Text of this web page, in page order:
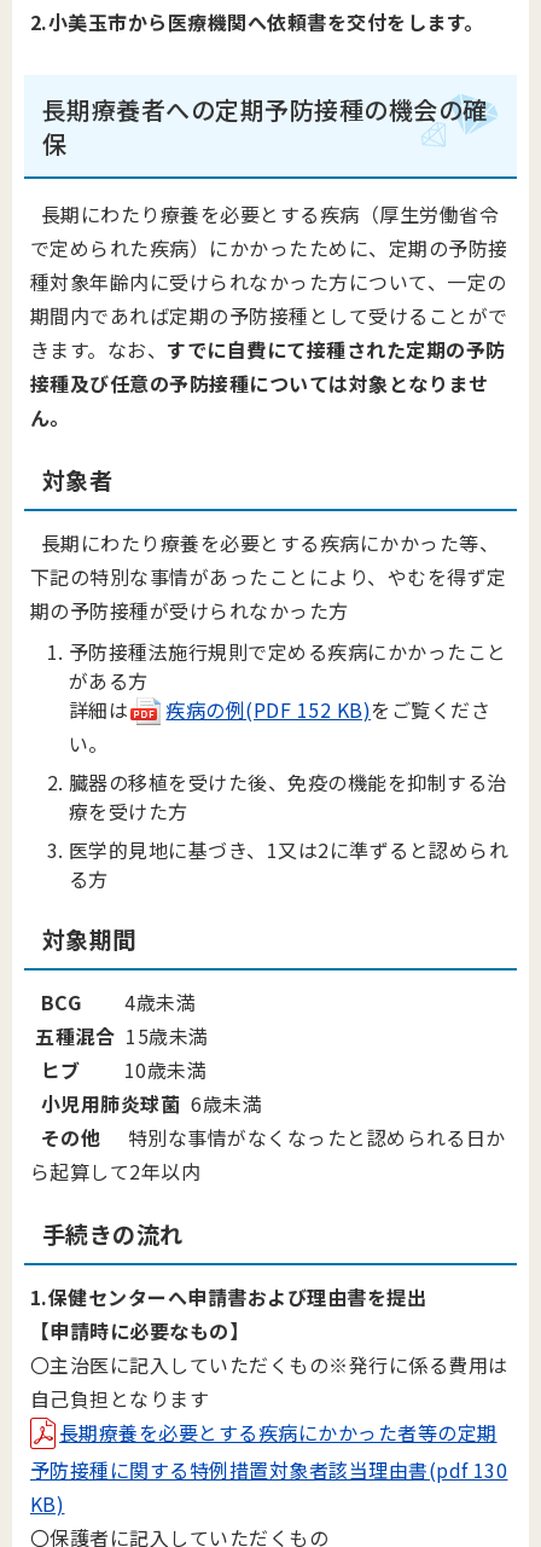
2.小美玉市から医療機関へ依頼書を交付をします。
長期療養者への定期予防接種の機会の確
保
長期にわたり療養を必要とする疾病（厚生労働省令
で定められた疾病）にかかったために、定期の予防接
種対象年齢内に受けられなかった方について、一定の
期間内であれば定期の予防接種として受けることがで
きます。なお、 すでに自費にて接種された定期の予防
接種及び任意の予防接種については対象となりませ
ん。
対象者
長期にわたり療養を必要とする疾病にかかった等、
下記の特別な事情があったことにより、やむを得ず定
期の予防接種が受けられなかった方
予防接種法施行規則で定める疾病にかかったこと
がある方
詳細は
疾病の例(PDF 152 KB)をご覧くださ
い。
臓器の移植を受けた後、免疫の機能を抑制する治
療を受けた方
医学的見地に基づき、1又は2に準ずると認められ
る方
対象期間
BCG4歳未満
五種混合 15歳未満
ヒブ 10歳未満
小児用肺炎球菌6歳未満
その他 特別な事情がなくなったと認められる日か
ら起算して2年以内
手続きの流れ
1.保健センターへ申請書および理由書を提出
【申請時に必要なもの】
〇主治医に記入していただくもの※発行に係る費用は
自己負担となります
長期療養を必要とする疾病にかかった者等の定期
予防接種に関する特例措置対象者該当理由書(pdf 130
KB)
〇保護者に記入していただくもの